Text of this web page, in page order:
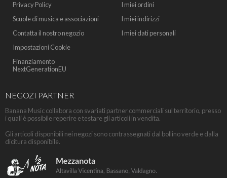
Privacy Policy
Scuole di musica e associazioni
Contatta il nostro negozio
Impostazioni Cookie
Finanziamento
NextGenerationEU
I miei ordini
I miei indirizzi
I miei dati personali
NEGOZI PARTNER
Banana Music collabora con svariati partner commerciali sul territorio, presso
i quali è possibile reperire e testare gli articoli in vendita.
Gli articoli disponibili nei negozi sono contrassegnati dal bollino verde e dalla
dicitura disponibile.